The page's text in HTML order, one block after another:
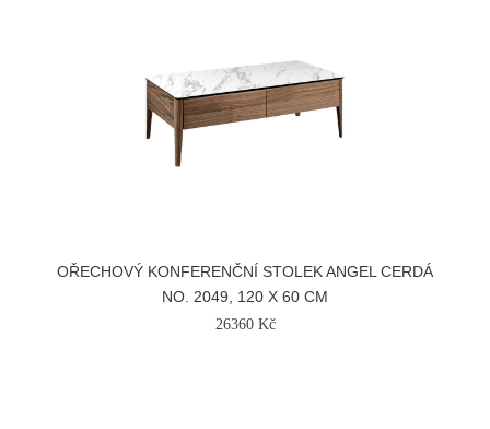
OŘECHOVÝ KONFERENČNÍ STOLEK ANGEL CERDÁ
NO. 2049, 120 X 60 CM
26360 Kč